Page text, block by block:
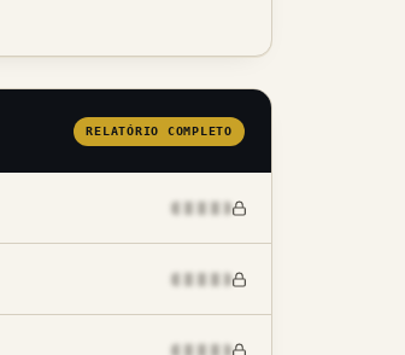
RELATÓRIO COMPLETO